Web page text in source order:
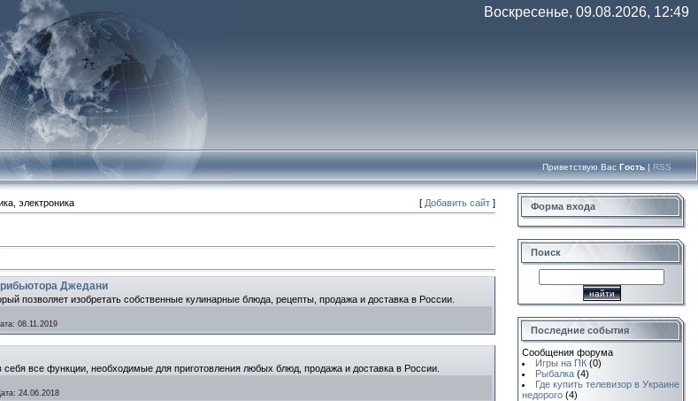
Воскресенье, 09.08.2026, 12:49
Приветствую Вас Гость | RSS
электроника [ Добавить сайт ]
Джедани
позволяет изобретать собственные кулинарные блюда, рецепты, продажа и доставка в России.
08.11.2019
все функции, необходимые для приготовления любых блюд, продажа и доставка в России.
24.06.2018
Форма входа
Поиск
Последние события
Сообщения форума
Игры на ПК (0)
Рыбалка (4)
Где купить телевизор в Украине
недорого (4)